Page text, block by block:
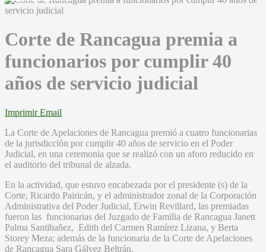
Corte de Rancagua premia a
funcionarios por cumplir 40
años de servicio judicial
Imprimir Email
La Corte de Apelaciones de Rancagua premió a cuatro funcionarias
de la jurisdicción por cumplir 40 años de servicio en el Poder
Judicial, en una ceremonia que se realizó con un aforo reducido en
el auditorio del tribunal de alzada.
En la actividad, que estuvo encabezada por el presidente (s) de la
Corte, Ricardo Pairicán, y el administrador zonal de la Corporación
Administrativa del Poder Judicial, Erwin Revillard, las premiadas
fueron las funcionarias del Juzgado de Familia de Rancagua Janett
Palma Santibañez, Edith del Carmen Ramírez Lizana, y Berta
Storey Meza; además de la funcionaria de la Corte de Apelaciones
de Rancagua Sara Gálvez Beltrán.